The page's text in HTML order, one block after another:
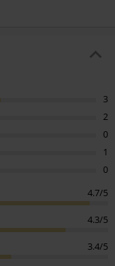
3
2
0
1
0
4.7/5
4.3/5
3.4/5